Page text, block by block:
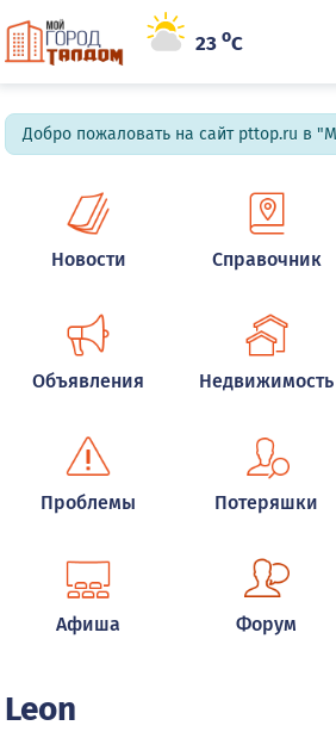
23oC
Добро пожаловать на сайт pttop.ru в
Новости Справочник
Объявления Недвижимость
Проблемы Потеряшки
Афиша Форум
Leon